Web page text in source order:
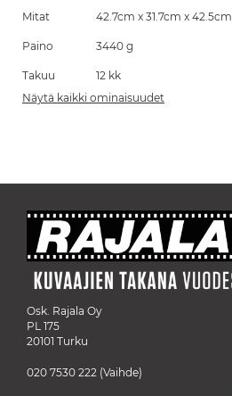
Mitat 42.7cm x 31.7cm x 42.5cm
Paino 3440 g
Takuu
12 kk
Näytä kaikki ominaisuudet
Osk. Rajala Oy
PL 175
20101 Turku
020 7530 222 (Vaihde)